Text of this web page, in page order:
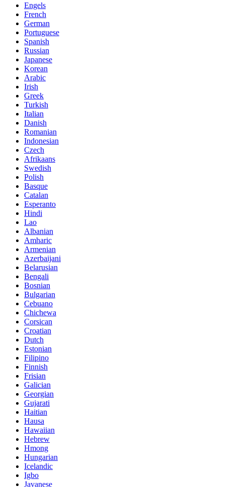
Engels
French
German
Portuguese
Spanish
Russian
Japanese
Korean
Arabic
Irish
Greek
Turkish
Italian
Danish
Romanian
Indonesian
Czech
Afrikaans
Swedish
Polish
Basque
Catalan
Esperanto
Hindi
Lao
Albanian
Amharic
Armenian
Azerbaijani
Belarusian
Bengali
Bosnian
Bulgarian
Cebuano
Chichewa
Corsican
Croatian
Dutch
Estonian
Filipino
Finnish
Frisian
Galician
Georgian
Gujarati
Haitian
Hausa
Hawaiian
Hebrew
Hmong
Hungarian
Icelandic
Igbo
Javanese